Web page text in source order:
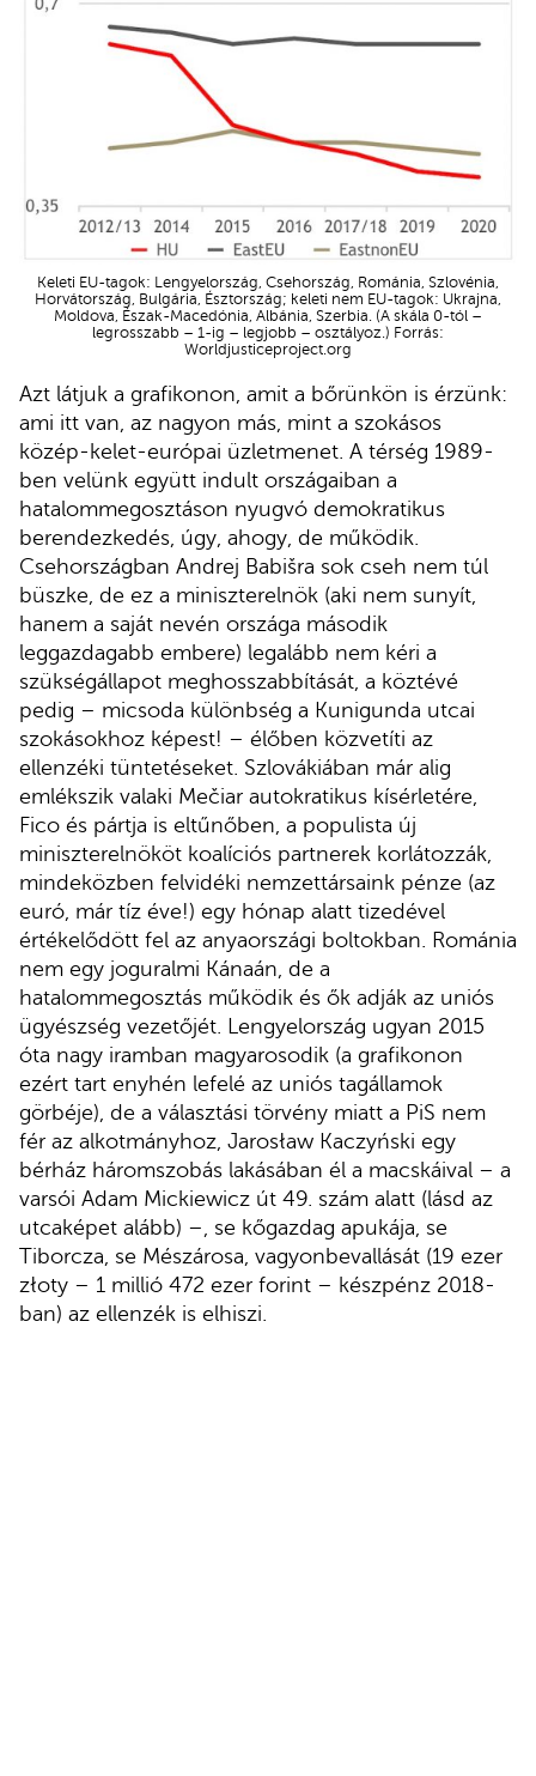
Keleti EU-tagok: Lengyelország, Csehország, Románia, Szlovénia,
Horvátország, Bulgária, Észtország; keleti nem EU-tagok: Ukrajna,
Moldova, Észak-Macedónia, Albánia, Szerbia. (A skála 0-tól –
legrosszabb – 1-ig – legjobb – osztályoz.) Forrás:
Worldjusticeproject.org
Azt látjuk a grafikonon, amit a bőrünkön is érzünk:
ami itt van, az nagyon más, mint a szokásos
közép-kelet-európai üzletmenet. A térség 1989-
ben velünk együtt indult országaiban a
hatalommegosztáson nyugvó demokratikus
berendezkedés, úgy, ahogy, de működik.
Csehországban Andrej Babišra sok cseh nem túl
büszke, de ez a miniszterelnök (aki nem sunyít,
hanem a saját nevén országa második
leggazdagabb embere) legalább nem kéri a
szükségállapot meghosszabbítását, a köztévé
pedig – micsoda különbség a Kunigunda utcai
szokásokhoz képest! – élőben közvetíti az
ellenzéki tüntetéseket. Szlovákiában már alig
emlékszik valaki Mečiar autokratikus kísérletére,
Fico és pártja is eltűnőben, a populista új
miniszterelnököt koalíciós partnerek korlátozzák,
mindeközben felvidéki nemzettársaink pénze (az
euró, már tíz éve!) egy hónap alatt tizedével
értékelődött fel az anyaországi boltokban. Románia
nem egy joguralmi Kánaán, de a
hatalommegosztás működik és ők adják az uniós
ügyészség vezetőjét. Lengyelország ugyan 2015
óta nagy iramban magyarosodik (a grafikonon
ezért tart enyhén lefelé az uniós tagállamok
görbéje), de a választási törvény miatt a PiS nem
fér az alkotmányhoz, Jarosław Kaczyński egy
bérház háromszobás lakásában él a macskáival – a
varsói Adam Mickiewicz út 49. szám alatt (lásd az
utcaképet alább) –, se kőgazdag apukája, se
Tiborcza, se Mészárosa, vagyonbevallását (19 ezer
złoty – 1 millió 472 ezer forint – készpénz 2018-
ban) az ellenzék is elhiszi.